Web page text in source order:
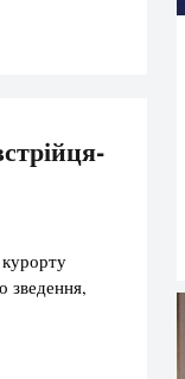
зведення,